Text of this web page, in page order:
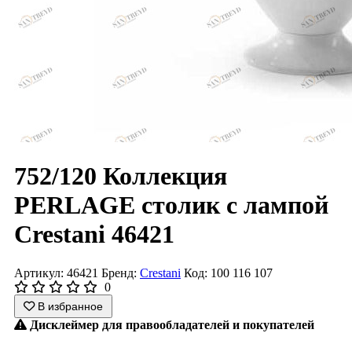
752/120 Коллекция
PERLAGE столик с лампой
Crestani 46421
Артикул: 46421 Бренд: Crestani Код: 100 116 107
0
В избранное
Дисклеймер для правообладателей и покупателей